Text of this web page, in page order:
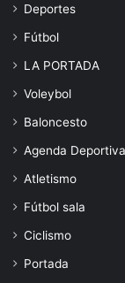
Deportes
Fútbol
LA PORTADA
Voleybol
Baloncesto
Agenda Deportiva
Atletismo
Fútbol sala
Ciclismo
Portada